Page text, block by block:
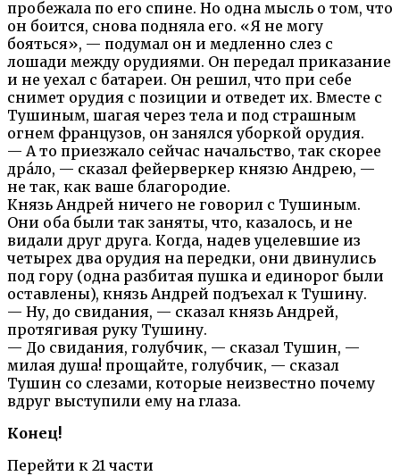
пробежала по его спине. Но одна мысль о том, что
он боится, снова подняла его. «Я не могу
бояться», — подумал он и медленно слез с
лошади между орудиями. Он передал приказание
и не уехал с батареи. Он решил, что при себе
снимет орудия с позиции и отведет их. Вместе с
Тушиным, шагая через тела и под страшным
огнем французов, он занялся уборкой орудия.
— А то приезжало сейчас начальство, так скорее
дра́ло, — сказал фейерверкер князю Андрею, —
не так, как ваше благородие.
Князь Андрей ничего не говорил с Тушиным.
Они оба были так заняты, что, казалось, и не
видали друг друга. Когда, надев уцелевшие из
четырех два орудия на передки, они двинулись
под гору (одна разбитая пушка и единорог были
оставлены), князь Андрей подъехал к Тушину.
— Ну, до свидания, — сказал князь Андрей,
протягивая руку Тушину.
— До свидания, голубчик, — сказал Тушин, —
милая душа! прощайте, голубчик, — сказал
Тушин со слезами, которые неизвестно почему
вдруг выступили ему на глаза.
Конец!
Перейти к 21 части